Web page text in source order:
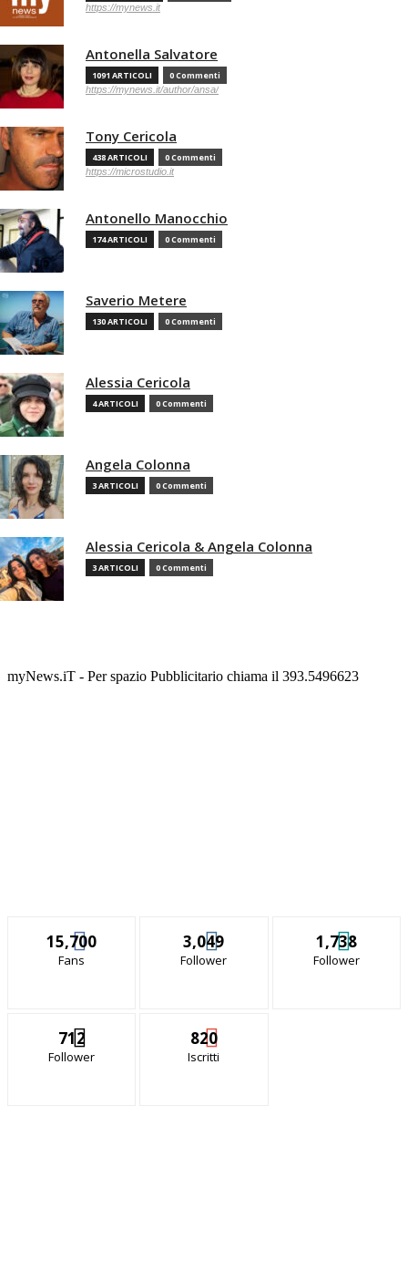
https://mynews.it
Antonella Salvatore
1091 ARTICOLI 0 Commenti
https://mynews.it/author/ansa/
Tony Cericola
438 ARTICOLI 0 Commenti
https://microstudio.it
Antonello Manocchio
174 ARTICOLI 0 Commenti
Saverio Metere
130 ARTICOLI 0 Commenti
Alessia Cericola
4 ARTICOLI 0 Commenti
Angela Colonna
3 ARTICOLI 0 Commenti
Alessia Cericola & Angela Colonna
3 ARTICOLI 0 Commenti
myNews.iT - Per spazio Pubblicitario chiama il 393.5496623
15,700
Fans
3,049
Follower
1,738
Follower
712
Follower
820
Iscritti